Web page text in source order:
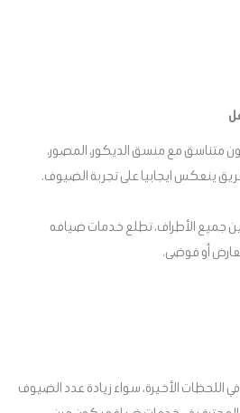
متناسق مع منسق الديكور، المصور،
ينعكس ايجابيا على تجربة الضيوف.
جميع الأطراف، تطلع خدمات ضيافه
أو فوضى.
في اللحظات الأخيرة، سواء زيادة عدد الضيوف